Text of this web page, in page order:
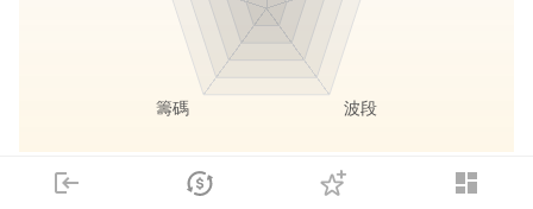
login dashboard
市場 登入
趨勢動能 波段訊號 存股收息
波段
籌碼